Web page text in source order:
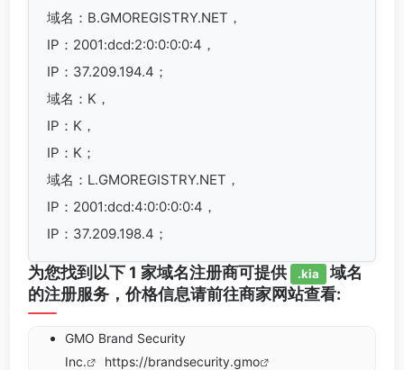
域名：B.GMOREGISTRY.NET，
IP：2001:dcd:2:0:0:0:0:4，
IP：37.209.194.4；
域名：K，
IP：K，
IP：K；
域名：L.GMOREGISTRY.NET，
IP：2001:dcd:4:0:0:0:0:4，
IP：37.209.198.4；
为您找到以下 1 家域名注册商可提供 .kia
域名
的注册服务，价格信息请前往商家网站查看:
GMO Brand Security
Inc.
https://brandsecurity.gmo